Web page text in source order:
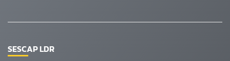
SESCAP LDR